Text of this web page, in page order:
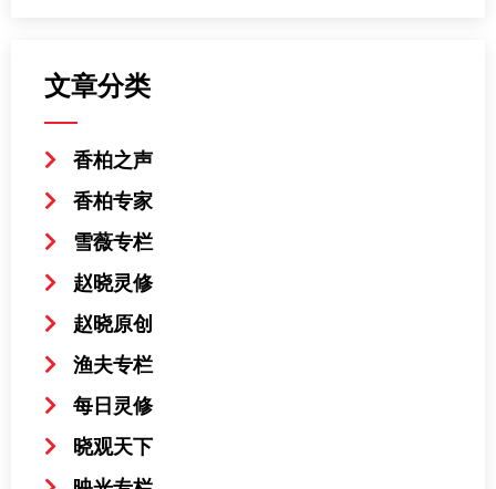
文章分类
香柏之声
香柏专家
雪薇专栏
赵晓灵修
赵晓原创
渔夫专栏
每日灵修
晓观天下